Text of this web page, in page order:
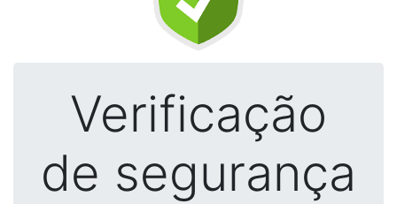
Verificação
de segurança